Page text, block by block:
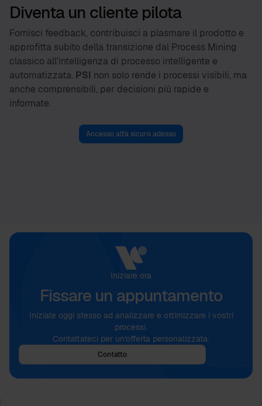
Diventa un cliente pilota
Fornisci feedback, contribuisci a plasmare il prodotto e
approfitta subito della transizione dal Process Mining
classico all'intelligenza di processo intelligente e
automatizzata. PSI non solo rende i processi visibili, ma
anche comprensibili, per decisioni più rapide e
informate.
Accesso alfa sicuro adesso
Iniziare ora
Fissare un appuntamento
Iniziate oggi stesso ad analizzare e ottimizzare i vostri
processi.
Contattateci per un'offerta personalizzata.
Contatto